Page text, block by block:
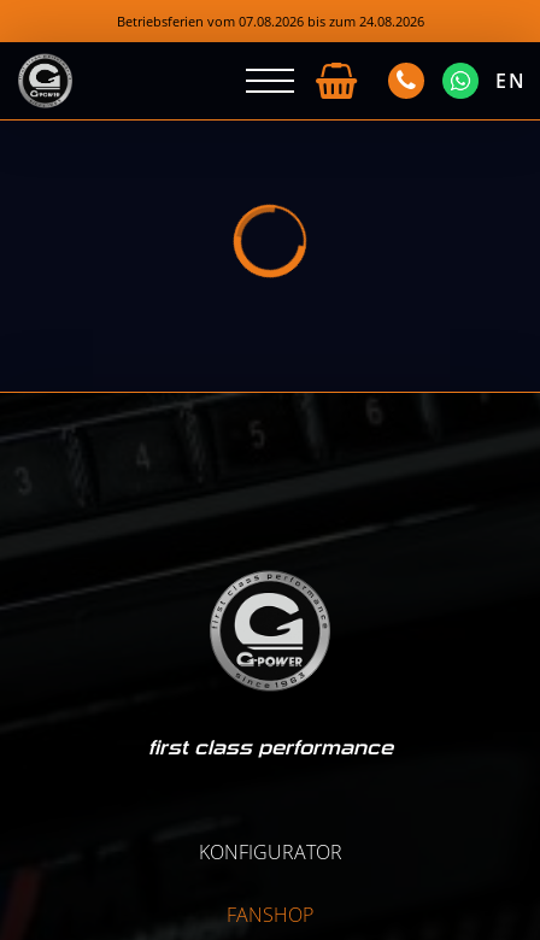
Betriebsferien vom 07.08.2026 bis zum 24.08.2026
EN
first class performance
KONFIGURATOR
FANSHOP